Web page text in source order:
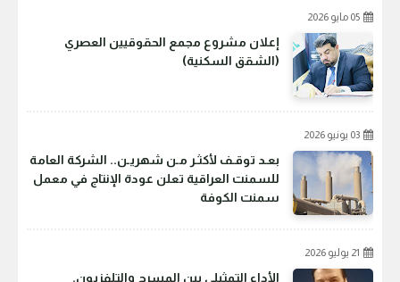
05 مايو 2026
إعلان مشروع مجمع الحقوقيين العصري
(الشقق السكنية)
03 يونيو 2026
بعـد توقـف لأكثـر مـن شهريـن.. الشركة العامة
للسمنت العراقية تعلن عودة الإنتاج في معمل
سمنت الكوفة
21 يوليو 2026
الأداء التمثيلي بين المسرح والتلفزيون.